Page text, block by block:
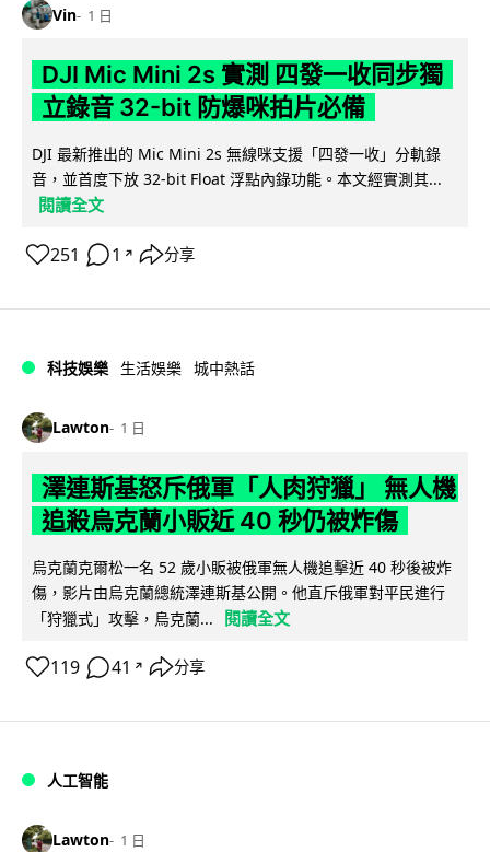
Vin 1 日
DJI Mic Mini 2s 實測 四發一收同步獨
立錄音 32-bit 防爆咪拍片必備
DJI 最新推出的 Mic Mini 2s 無線咪支援「四發一收」分軌錄
音，並首度下放 32-bit Float 浮點內錄功能。本文經實測其...
閱讀全文
251 1 ↗ 分享
科技娛樂 生活娛樂 城中熱話
Lawton 1 日
澤連斯基怒斥俄軍「人肉狩獵」 無人機
追殺烏克蘭小販近 40 秒仍被炸傷
烏克蘭克爾松一名 52 歲小販被俄軍無人機追擊近 40 秒後被炸
傷，影片由烏克蘭總統澤連斯基公開。他直斥俄軍對平民進行
「狩獵式」攻擊，烏克蘭...
閱讀全文
119 41 ↗ 分享
人工智能
Lawton 1 日